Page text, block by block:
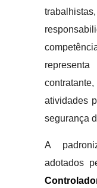
atividades
segurança
A
adotados